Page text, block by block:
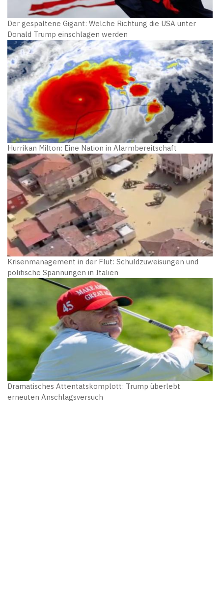
Der gespaltene Gigant: Welche Richtung die USA unter
Donald Trump einschlagen werden
Hurrikan Milton: Eine Nation in Alarmbereitschaft
Krisenmanagement in der Flut: Schuldzuweisungen und
politische Spannungen in Italien
Dramatisches Attentatskomplott: Trump überlebt
erneuten Anschlagsversuch